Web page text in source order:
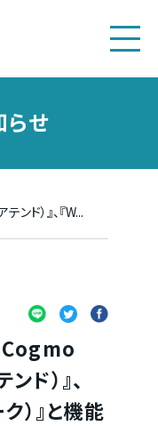
らせ
ド）』、『W...
Cogmo
ド）』、
）』と機能